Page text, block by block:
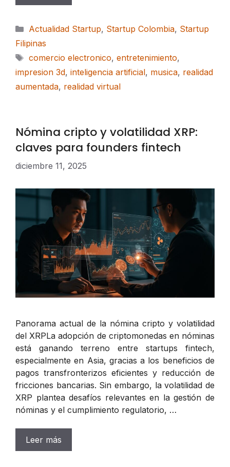
Categorías
Actualidad Startup, Startup Colombia, Startup
Filipinas
Etiquetas
comercio electronico, entretenimiento,
impresion 3d, inteligencia artificial, musica, realidad
aumentada, realidad virtual
Nómina cripto y volatilidad XRP:
claves para founders fintech
diciembre 11, 2025
Panorama actual de la nómina cripto y volatilidad
del XRPLa adopción de criptomonedas en nóminas
está ganando terreno entre startups fintech,
especialmente en Asia, gracias a los beneficios de
pagos transfronterizos eficientes y reducción de
fricciones bancarias. Sin embargo, la volatilidad de
XRP plantea desafíos relevantes en la gestión de
nóminas y el cumplimiento regulatorio, …
Leer más